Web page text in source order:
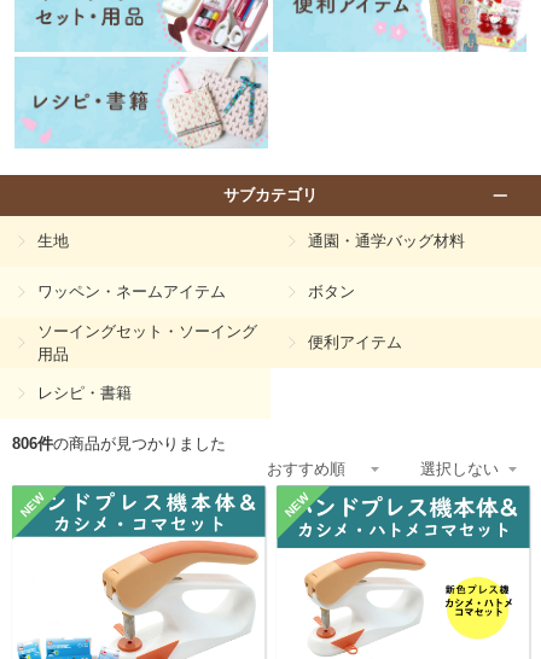
サブカテゴリ
生地 通園・通学バッグ材料
ワッペン・ネームアイテム ボタン
ソーイングセット・ソーイング
用品
便利アイテム
レシピ・書籍
806件の商品が見つかりました
NEW NEW